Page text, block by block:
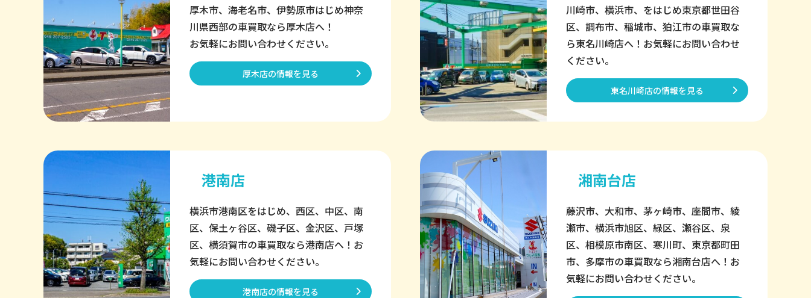
厚木市、海老名市、伊勢原市はじめ神奈
川県西部の車買取なら厚木店へ！
お気軽にお問い合わせください。
厚木店の情報を見る
川崎市、横浜市、をはじめ東京都世田谷
区、調布市、稲城市、狛江市の車買取な
ら東名川崎店へ！お気軽にお問い合わせ
ください。
東名川崎店の情報を見る
港南店
横浜市港南区をはじめ、西区、中区、南
区、保土ヶ谷区、磯子区、金沢区、戸塚
区、横須賀市の車買取なら港南店へ！お
気軽にお問い合わせください。
港南店の情報を見る
湘南台店
藤沢市、大和市、茅ヶ崎市、座間市、綾
瀬市、横浜市旭区、緑区、瀬谷区、泉
区、相模原市南区、寒川町、東京都町田
市、多摩市の車買取なら湘南台店へ！お
気軽にお問い合わせください。